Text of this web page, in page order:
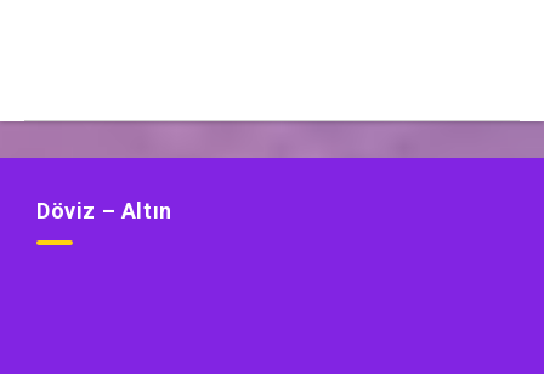
Döviz – Altın